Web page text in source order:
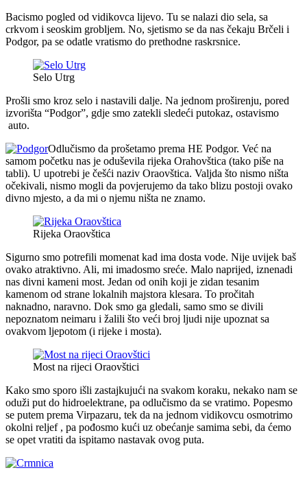
Bacismo pogled od vidikovca lijevo. Tu se nalazi dio sela, sa
crkvom i seoskim grobljem. No, sjetismo se da nas čekaju Brčeli i
Podgor, pa se odatle vratismo do prethodne raskrsnice.
Selo Utrg
Prošli smo kroz selo i nastavili dalje. Na jednom proširenju, pored
izvorišta “Podgor”, gdje smo zatekli sledeći putokaz, ostavismo
auto.
Odlučismo da prošetamo prema HE Podgor. Već na
samom početku nas je oduševila rijeka Orahovštica (tako piše na
tabli). U upotrebi je češći naziv Oraovštica. Valjda što nismo ništa
očekivali, nismo mogli da povjerujemo da tako blizu postoji ovako
divno mjesto, a da mi o njemu ništa ne znamo.
Rijeka Oraovštica
Sigurno smo potrefili momenat kad ima dosta vode. Nije uvijek baš
ovako atraktivno. Ali, mi imadosmo sreće. Malo naprijed, iznenadi
nas divni kameni most. Jedan od onih koji je zidan tesanim
kamenom od strane lokalnih majstora klesara. To pročitah
naknadno, naravno. Dok smo ga gledali, samo smo se divili
nepoznatom neimaru i žalili što veći broj ljudi nije upoznat sa
ovakvom ljepotom (i rijeke i mosta).
Most na rijeci Oraovštici
Kako smo sporo išli zastajkujući na svakom koraku, nekako nam se
oduži put do hidroelektrane, pa odlučismo da se vratimo. Popesmo
se putem prema Virpazaru, tek da na jednom vidikovcu osmotrimo
okolni reljef , pa pođosmo kući uz obećanje samima sebi, da ćemo
se opet vratiti da ispitamo nastavak ovog puta.